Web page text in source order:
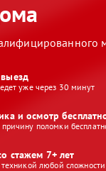
уже через 30 минут
и осмотр
поломки
стажем 7+ лет
любой сложности